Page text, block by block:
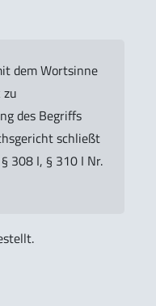
dem Wortsinne
zu
des Begriffs
schließt
308 I, § 310 I Nr.